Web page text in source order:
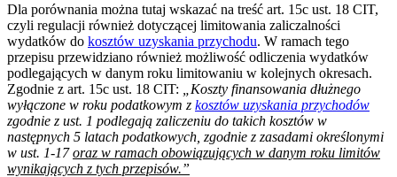
Dla porównania można tutaj wskazać na treść art. 15c ust. 18 CIT,
czyli regulacji również dotyczącej limitowania zaliczalności
wydatków do kosztów uzyskania przychodu. W ramach tego
przepisu przewidziano również możliwość odliczenia wydatków
podlegających w danym roku limitowaniu w kolejnych okresach.
Zgodnie z art. 15c ust. 18 CIT:
„Koszty finansowania dłużnego
wyłączone w roku podatkowym z kosztów uzyskania przychodów
zgodnie z ust. 1 podlegają zaliczeniu do takich kosztów w
następnych 5 latach podatkowych, zgodnie z zasadami określonymi
w ust. 1-17oraz w ramach obowiązujących w danym roku limitów
wynikających z tych przepisów.”